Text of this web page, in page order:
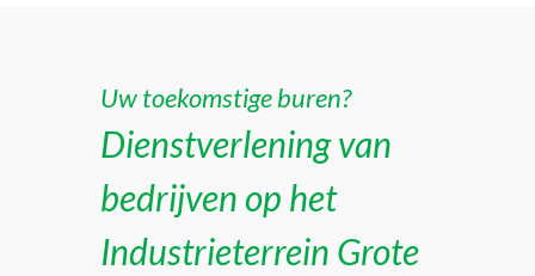
Uw toekomstige buren?
Dienstverlening van
bedrijven op het
Industrieterrein Grote